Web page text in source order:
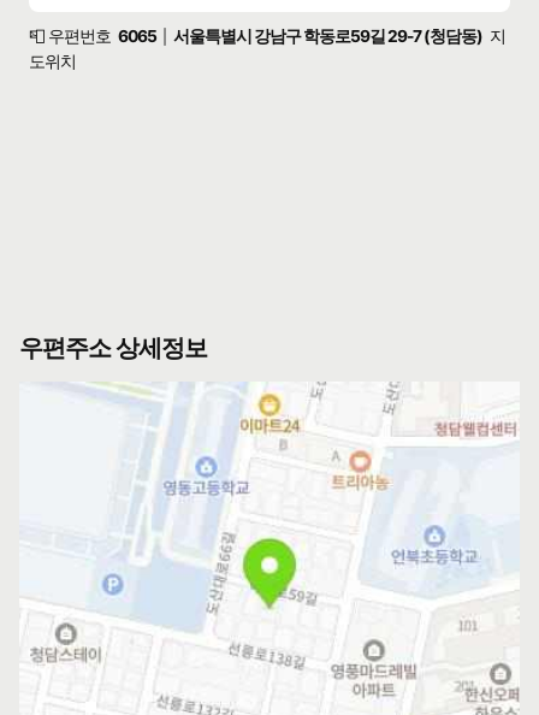
📮 우편번호 6065 서울특별시 강남구 학동로59길 29-7 (청담동) 지
도위치
우편주소 상세정보